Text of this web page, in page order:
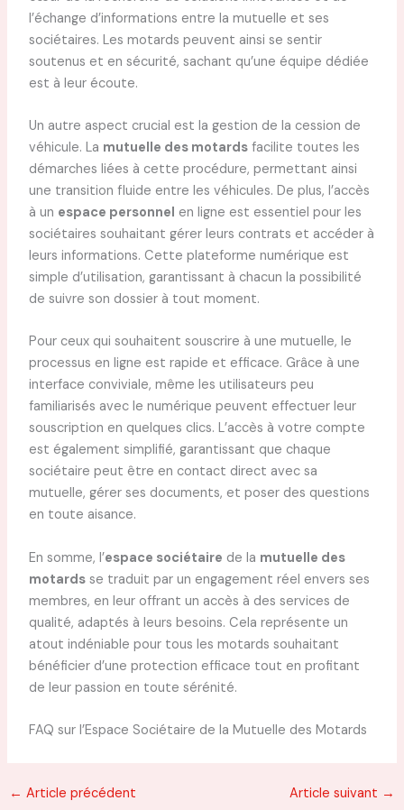
l’échange d’informations entre la mutuelle et ses
sociétaires. Les motards peuvent ainsi se sentir
soutenus et en sécurité, sachant qu’une équipe dédiée
est à leur écoute.
Un autre aspect crucial est la gestion de la cession de
véhicule. La mutuelle des motardsfacilite toutes les
démarches liées à cette procédure, permettant ainsi
une transition fluide entre les véhicules. De plus, l’accès
à un espace personnel en ligne est essentiel pour les
sociétaires souhaitant gérer leurs contrats et accéder à
leurs informations. Cette plateforme numérique est
simple d’utilisation, garantissant à chacun la possibilité
de suivre son dossier à tout moment.
Pour ceux qui souhaitent souscrire à une mutuelle, le
processus en ligne est rapide et efficace. Grâce à une
interface conviviale, même les utilisateurs peu
familiarisés avec le numérique peuvent effectuer leur
souscription en quelques clics. L’accès à votre compte
est également simplifié, garantissant que chaque
sociétaire peut être en contact direct avec sa
mutuelle, gérer ses documents, et poser des questions
en toute aisance.
En somme, l’espace sociétaire de la mutuelle des
motardsse traduit par un engagement réel envers ses
membres, en leur offrant un accès à des services de
qualité, adaptés à leurs besoins. Cela représente un
atout indéniable pour tous les motards souhaitant
bénéficier d’une protection efficace tout en profitant
de leur passion en toute sérénité.
FAQ sur l’Espace Sociétaire de la Mutuelle des Motards
← Article précédent Article suivant →